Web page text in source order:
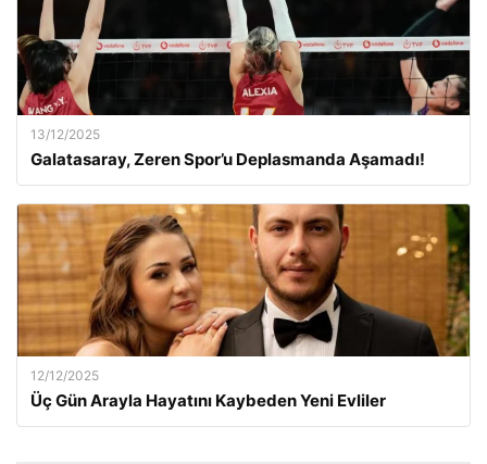
13/12/2025
Galatasaray, Zeren Spor’u Deplasmanda Aşamadı!
12/12/2025
Üç Gün Arayla Hayatını Kaybeden Yeni Evliler